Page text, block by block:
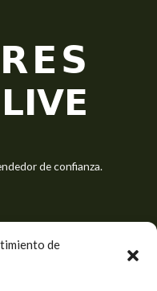
de
de confianza.
y usa los beneficios del